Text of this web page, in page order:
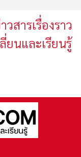
สารเรื่องราว
ยนและเรียนรู้